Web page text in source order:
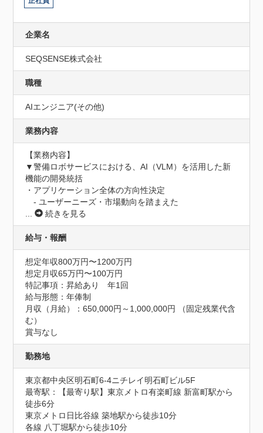
企業名
SEQSENSE株式会社
職種
AIエンジニア(その他)
業務内容
【業務内容】
▼警備ロボサービスにおける、AI（VLM）を活用した新
機能の開発統括
・アプリケーション全体の方向性決定
- ユーザーニーズ・市場動向を踏まえた
...
続きを見る
給与・報酬
想定年収800万円〜1200万円
想定月収65万円〜100万円
特記事項：昇給あり　年1回
給与形態：年俸制
月収（月給）：650,000円～1,000,000円 （固定残業代含
む）
賞与なし
勤務地
東京都中央区明石町6-4ニチレイ明石町ビル5F
最寄駅：【最寄り駅】東京メトロ有楽町線 新富町駅から
徒歩6分
東京メトロ日比谷線 築地駅から徒歩10分
各線 八丁堀駅から徒歩10分